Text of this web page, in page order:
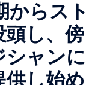
からスト
頭し、傍
シャンに
供し始め